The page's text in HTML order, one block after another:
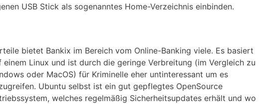
USB Stick als sogenanntes Home-Verzeichnis einbinden.
bietet Bankix im Bereich vom Online-Banking viele. Es basiert
einem Linux und ist durch die geringe Verbreitung (im Vergleich zu
oder MacOS) für Kriminelle eher untinteressant um es
Ubuntu selbst ist ein gut gepflegtes OpenSource
welches regelmäßig Sicherheitsupdates erhält und wo